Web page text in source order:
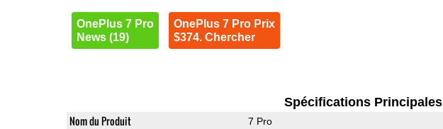
OnePlus 7 Pro
News (19)
OnePlus 7 Pro Prix
$374. Chercher
Spécifications Principales
Nom du Produit 7 Pro